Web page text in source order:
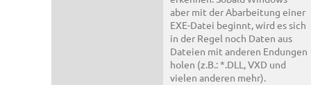
aber mit der Abarbeitung einer
EXE-Datei beginnt, wird es sich
in der Regel noch Daten aus
Dateien mit anderen Endungen
holen (z.B.: *.DLL, VXD und
vielen anderen mehr).